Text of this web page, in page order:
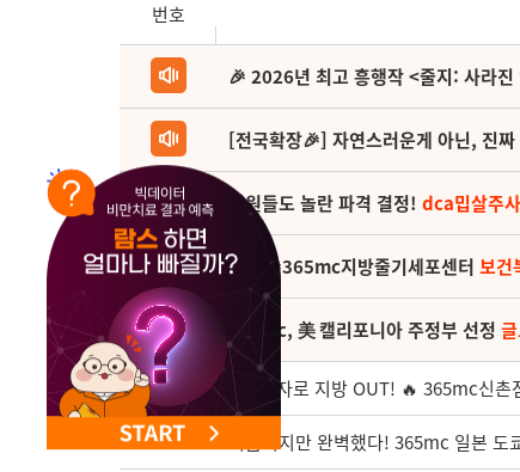
번호
🎉 2026년 최고 흥행작 <줄지: 사라
[전국확장🎉] 자연스러운게 아닌, 진
직원들도 놀란 파격 결정! dca밉살주
(축) 🎉365mc지방줄기세포센터 보건
365mc, 美 캘리포니아 주정부 선정
3648 3분 투자로 지방 OUT! 🔥 365mc신
3647 처음이지만 완벽했다! 365mc 일본